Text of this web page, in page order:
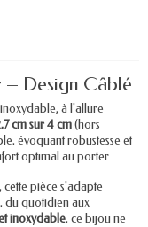
Design Câblé
à l'allure
cm sur 4 cm(hors
évoquant robustesse et
optimal au porter.
cette pièce s'adapte
du quotidien aux
inoxydable, ce bijou ne